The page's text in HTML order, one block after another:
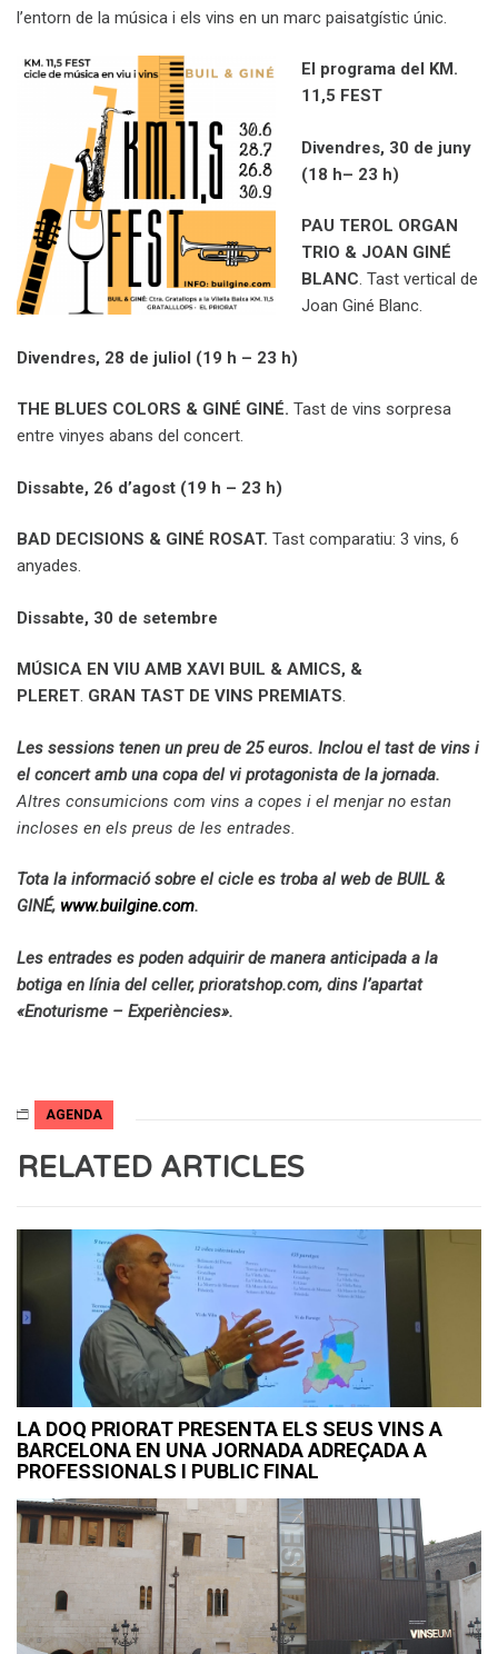
l’entorn de la música i els vins en un marc paisatgístic únic.
El programa del KM.
11,5 FEST
Divendres, 30 de juny
(18 h– 23 h)
PAU TEROL ORGAN
TRIO & JOAN GINÉ
BLANC. Tast vertical de
Joan Giné Blanc.
Divendres, 28 de juliol (19 h – 23 h)
THE BLUES COLORS & GINÉ GINÉ. Tast de vins sorpresa
entre vinyes abans del concert.
Dissabte, 26 d’agost (19 h – 23 h)
BAD DECISIONS & GINÉ ROSAT. Tast comparatiu: 3 vins, 6
anyades.
Dissabte, 30 de setembre
MÚSICA EN VIU AMB XAVI BUIL & AMICS, &
PLERET. GRAN TAST DE VINS PREMIATS.
Les sessions tenen un preu de 25 euros. Inclou el tast de vins i
el concert amb una copa del vi protagonista de la jornada.
Altres consumicions com vins a copes i el menjar no estan
incloses en els preus de les entrades.
Tota la informació sobre el cicle es troba al web de BUIL &
GINÉ, www.builgine.com.
Les entrades es poden adquirir de manera anticipada a la
botiga en línia del celler, prioratshop.com, dins l’apartat
«Enoturisme – Experiències».
AGENDA
RELATED ARTICLES
LA DOQ PRIORAT PRESENTA ELS SEUS VINS A
BARCELONA EN UNA JORNADA ADREÇADA A
PROFESSIONALS I PUBLIC FINAL